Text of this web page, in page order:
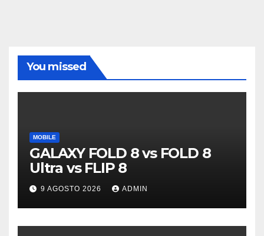
You missed
MOBILE
GALAXY FOLD 8 vs FOLD 8
Ultra vs FLIP 8
9 AGOSTO 2026 ADMIN